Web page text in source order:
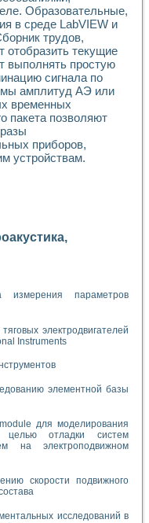
Образовательные,
в среде LabVIEW и
трудов,
отобразить текущие
выполнять простую
сигнала по
амплитуд АЭ или
временных
пакета позволяют
приборов,
устройствам.
измерения параметров
электродвигателей
Instruments
элементной базы
для моделирования
целью отладки систем
на электроподвижном
скорости подвижного
исследований в